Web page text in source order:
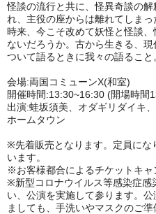
怪談の流行と共に、怪異奇談の
れ、主役の座からは離れてしまっ
時来、今こそ改めて妖怪と怪談
ないだろうか。古から生きる、
ついて語るときに我々の語ること
会場:両国コミューンX(和室)
開催時間:13:30~16:30 (開場時間
出演:蛙坂須美、オダギリダイキ
ホームタウン
※先着販売となります。定員にな
います。
※お客様都合によるチケットキャ
※新型コロナウイルス等感染症感
い、公演を実施して参ります。
ましても、手洗いやマスクのご